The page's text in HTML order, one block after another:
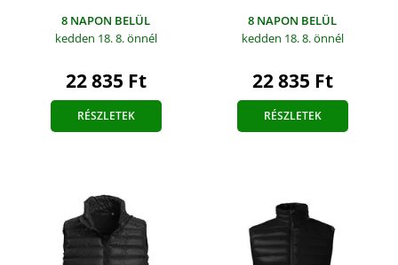
8 NAPON BELÜL
kedden 18. 8.önnél
22 835 Ft
RÉSZLETEK
8 NAPON BELÜL
kedden 18. 8.önnél
22 835 Ft
RÉSZLETEK